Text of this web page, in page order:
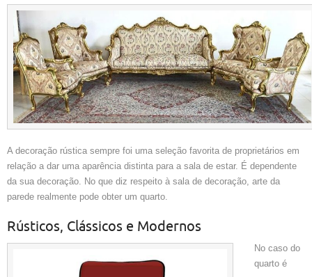
A decoração rústica sempre foi uma seleção favorita de proprietários em
relação a dar uma aparência distinta para a sala de estar. É dependente
da sua decoração. No que diz respeito à sala de decoração, arte da
parede realmente pode obter um quarto.
Rústicos, Clássicos e Modernos
No caso do
quarto é